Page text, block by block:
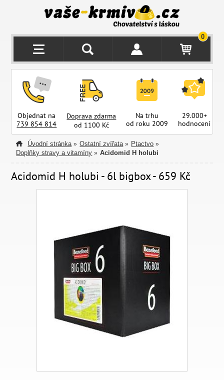
0
Objednat na
739 854 814
Doprava zdarma
od 1100 Kč
Na trhu
od roku 2009
29.000+
hodnocení
Úvodní stránka » Ostatní zvířata » Ptactvo »
Doplňky stravy a vitamíny » Acidomid H holubi
Acidomid H holubi - 6l bigbox - 659 Kč